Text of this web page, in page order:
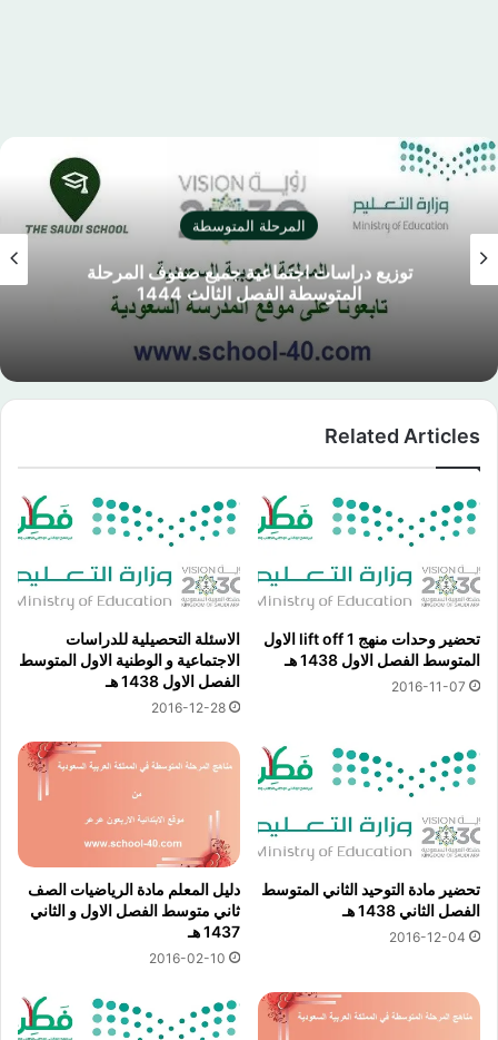
المرحلة المتوسطة
توزيع دراسات اجتماعية جميع صفوف المرحلة
المتوسطة الفصل الثالث 1444
Related Articles
تحضير وحدات منهج lift off 1 الاول
المتوسط الفصل الاول 1438 هـ
2016-11-07
الاسئلة التحصيلية للدراسات
الاجتماعية و الوطنية الاول المتوسط
الفصل الاول 1438 هـ
2016-12-28
تحضير مادة التوحيد الثاني المتوسط
الفصل الثاني 1438 هـ
2016-12-04
دليل المعلم مادة الرياضيات الصف
ثاني متوسط الفصل الاول و الثاني
1437 هـ
2016-02-10